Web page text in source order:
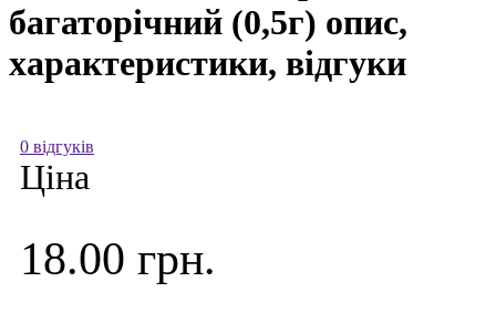
багаторічний (0,5г) опис,
характеристики, відгуки
0 відгуків
Ціна
18.00 грн.